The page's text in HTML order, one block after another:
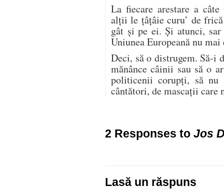
La fiecare arestare a
alţii le ţâţâie curu’ de
gât şi pe ei. Şi atunci,
Uniunea Europeană nu
Deci, să o distrugem. Să-i
mănânce câinii sau să o
politicenii corupţi, să
cântători, de mascaţii care
2 Responses to Jos
Lasă un răspuns